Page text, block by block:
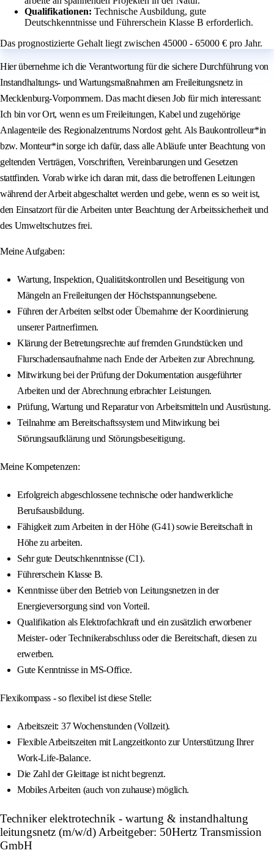
Qualifikationen: Technische Ausbildung, gute
Deutschkenntnisse und Führerschein Klasse B erforderlich.
Das prognostizierte Gehalt liegt zwischen 45000 - 65000 € pro Jahr.
Hier übernehme ich die Verantwortung für die sichere Durchführung von
Instandhaltungs- und Wartungsmaßnahmen am Freileitungsnetz in
Mecklenburg-Vorpommern. Das macht diesen Job für mich interessant:
Ich bin vor Ort, wenn es um Freileitungen, Kabel und zugehörige
Anlagenteile des Regionalzentrums Nordost geht. Als Baukontrolleur*in
bzw. Monteur*in sorge ich dafür, dass alle Abläufe unter Beachtung von
geltenden Verträgen, Vorschriften, Vereinbarungen und Gesetzen
stattfinden. Vorab wirke ich daran mit, dass die betroffenen Leitungen
während der Arbeit abgeschaltet werden und gebe, wenn es so weit ist,
den Einsatzort für die Arbeiten unter Beachtung der Arbeitssicherheit und
des Umweltschutzes frei.
Meine Aufgaben:
Wartung, Inspektion, Qualitätskontrollen und Beseitigung von
Mängeln an Freileitungen der Höchstspannungsebene.
Führen der Arbeiten selbst oder Übernahme der Koordinierung
unserer Partnerfirmen.
Klärung der Betretungsrechte auf fremden Grundstücken und
Flurschadensaufnahme nach Ende der Arbeiten zur Abrechnung.
Mitwirkung bei der Prüfung der Dokumentation ausgeführter
Arbeiten und der Abrechnung erbrachter Leistungen.
Prüfung, Wartung und Reparatur von Arbeitsmitteln und Ausrüstung.
Teilnahme am Bereitschaftssystem und Mitwirkung bei
Störungsaufklärung und Störungsbeseitigung.
Meine Kompetenzen:
Erfolgreich abgeschlossene technische oder handwerkliche
Berufsausbildung.
Fähigkeit zum Arbeiten in der Höhe (G41) sowie Bereitschaft in
Höhe zu arbeiten.
Sehr gute Deutschkenntnisse (C1).
Führerschein Klasse B.
Kenntnisse über den Betrieb von Leitungsnetzen in der
Energieversorgung sind von Vorteil.
Qualifikation als Elektrofachkraft und ein zusätzlich erworbener
Meister- oder Technikerabschluss oder die Bereitschaft, diesen zu
erwerben.
Gute Kenntnisse in MS-Office.
Flexikompass - so flexibel ist diese Stelle:
Arbeitszeit: 37 Wochenstunden (Vollzeit).
Flexible Arbeitszeiten mit Langzeitkonto zur Unterstützung Ihrer
Work-Life-Balance.
Die Zahl der Gleittage ist nicht begrenzt.
Mobiles Arbeiten (auch von zuhause) möglich.
Techniker elektrotechnik - wartung & instandhaltung
leitungsnetz (m/w/d) Arbeitgeber: 50Hertz Transmission
GmbH